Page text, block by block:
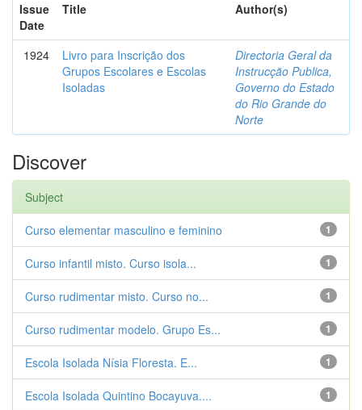
Issue
Date
Title Author(s)
1924
Livro para Inscrição dos
Grupos Escolares e Escolas
Isoladas
Directoria Geral da
Instrucção Publica,
Governo do Estado
do Rio Grande do
Norte
Discover
Subject
1
Curso elementar masculino e feminino
1
Curso infantil misto. Curso isola...
1
Curso rudimentar misto. Curso no...
1
Curso rudimentar modelo. Grupo Es...
1
Escola Isolada Nísia Floresta. E...
1
Escola Isolada Quintino Bocayuva....